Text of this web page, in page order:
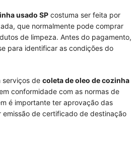
usado SP costuma ser feita por
que normalmente pode comprar
de limpeza. Antes do pagamento,
para identificar as condições do
serviços de coleta de oleo de cozinha
conformidade com as normas de
é importante ter aprovação das
de certificado de destinação